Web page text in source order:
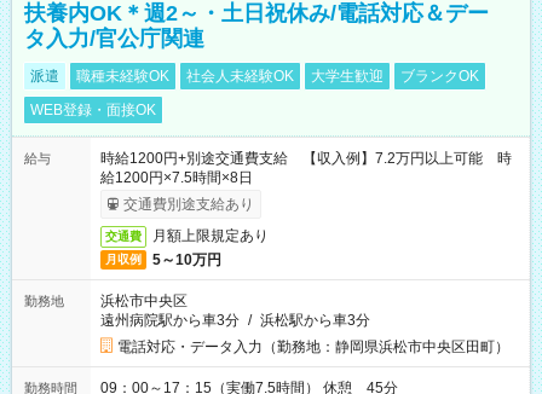
扶養内OK＊週2～・土日祝休み/電話対応＆デー
タ入力/官公庁関連
派遣 職種未経験OK 社会人未経験OK 大学生歓迎
ブランクOK
WEB登録・面接OK
給与
時給1200円+別途交通費支給 【収入例】7.2万円以上可能 時
給1200円×7.5時間×8日
交通費別途支給あり
交通費 月額上限規定あり
月収例 5～10万円
勤務地
浜松市中央区
遠州病院駅から車3分 / 浜松駅から車3分
電話対応・データ入力（勤務地：静岡県浜松市中央区田町）
勤務時間 09：00～17：15（実働7.5時間） 休憩 45分